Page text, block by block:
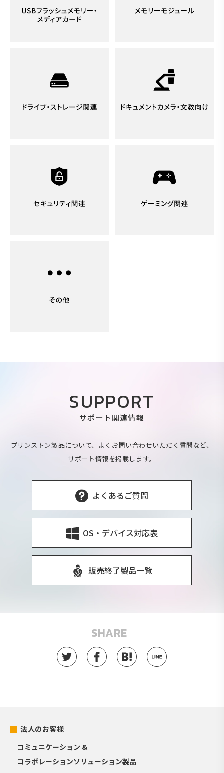
SUPPORT
サポート関連情報
プリンストン製品について、よくお問い合わせいただく質問など、
サポート情報を掲載します。
よくあるご質問
OS・デバイス対応表
販売終了製品一覧
SHARE
法人のお客様
コミュニケーション &
コラボレーションソリューション製品